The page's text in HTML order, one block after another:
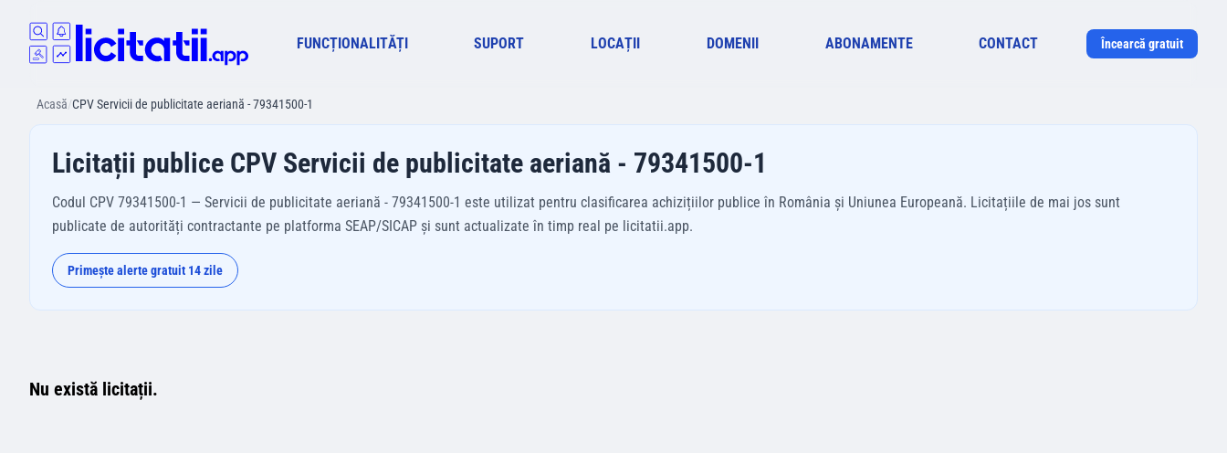
FUNCȚIONALITĂȚI SUPORT LOCAȚII DOMENII ABONAMENTE CONTACT Încearcă gratuit
Acasă/CPV Servicii de publicitate aeriană - 79341500-1
Licitații publice CPV Servicii de publicitate aeriană - 79341500-1
Codul CPV 79341500-1 — Servicii de publicitate aeriană - 79341500-1 este utilizat pentru clasificarea achizițiilor publice în România și Uniunea Europeană. Licitațiile de mai jos sunt
publicate de autorități contractante pe platforma SEAP/SICAP și sunt actualizate în timp real pe licitatii.app.
Primește alerte gratuit 14 zile
Nu există licitații.